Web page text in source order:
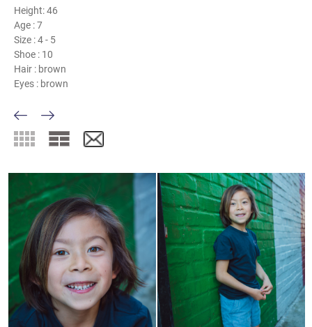
Height:46
Age :7
Size :4 - 5
Shoe : 10
Hair : brown
Eyes : brown